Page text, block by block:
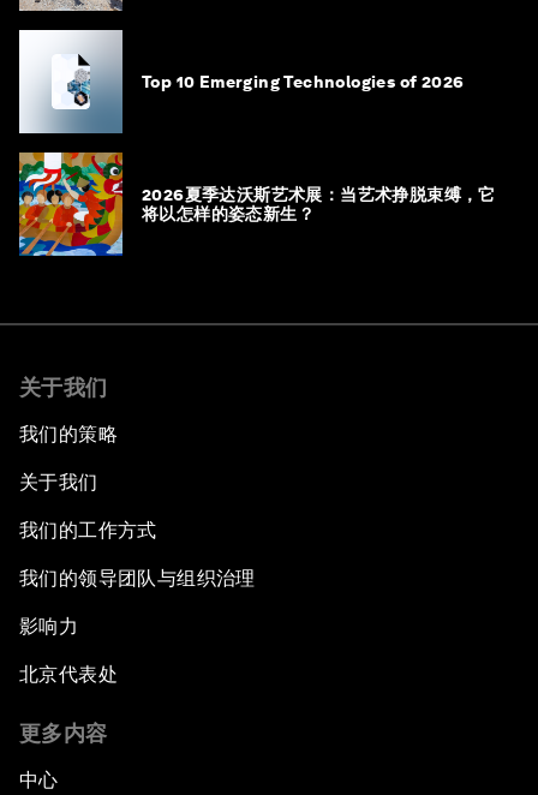
Top 10 Emerging Technologies of 2026
2026夏季达沃斯艺术展：当艺术挣脱束缚，它
将以怎样的姿态新生？
关于我们
我们的策略
关于我们
我们的工作方式
我们的领导团队与组织治理
影响力
北京代表处
更多内容
中心